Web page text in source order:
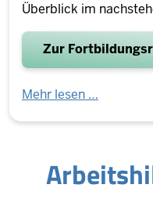
Überblick im
Zur
Mehr lesen …